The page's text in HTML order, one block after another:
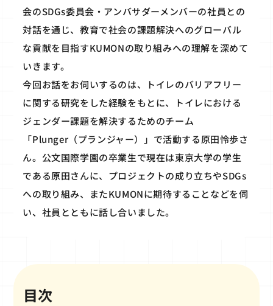
会のSDGs委員会・アンバサダーメンバーの社員との
対話を通じ、教育で社会の課題解決へのグローバル
な貢献を目指すKUMONの取り組みへの理解を深めて
いきます。
今回お話をお伺いするのは、トイレのバリアフリー
に関する研究をした経験をもとに、トイレにおける
ジェンダー課題を解決するためのチーム
「Plunger（プランジャー）」で活動する原田怜歩さ
ん。公文国際学園の卒業生で現在は東京大学の学生
である原田さんに、プロジェクトの成り立ちやSDGs
への取り組み、またKUMONに期待することなどを伺
い、社員とともに話し合いました。
目次